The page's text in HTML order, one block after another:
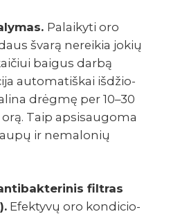
Palai­kyti oro
švarą nerei­kia jokių
baigus darbą
auto­ma­tiš­kai išdžio­
drėgmę per 10–30
Taip apsi­sau­goma
ir nema­lo­nių
filt­ras
Efek­tyvų oro kondi­cio­